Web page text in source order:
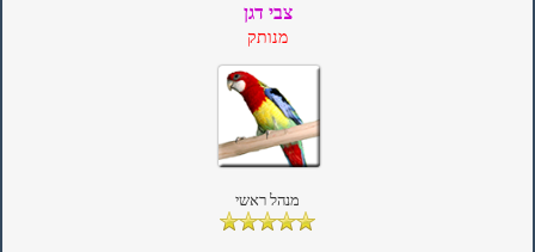
צבי דגן
מנותק
מנהל ראשי